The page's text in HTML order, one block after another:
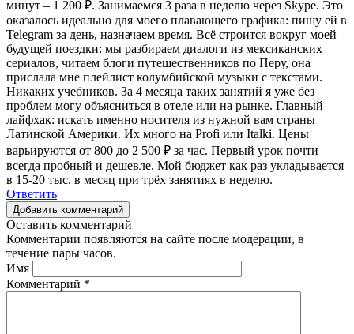
минут – 1 200 ₽. Занимаемся 3 раза в неделю через Skype. Это
оказалось идеально для моего плавающего графика: пишу ей в
Telegram за день, назначаем время. Всё строится вокруг моей
будущей поездки: мы разбираем диалоги из мексиканских
сериалов, читаем блоги путешественников по Перу, она
прислала мне плейлист колумбийской музыки с текстами.
Никаких учебников. За 4 месяца таких занятий я уже без
проблем могу объясниться в отеле или на рынке. Главный
лайфхак: искать именно носителя из нужной вам страны
Латинской Америки. Их много на Profi или Italki. Цены
варьируются от 800 до 2 500 ₽ за час. Первый урок почти
всегда пробный и дешевле. Мой бюджет как раз укладывается
в 15-20 тыс. в месяц при трёх занятиях в неделю.
Ответить
Добавить комментарий
Оставить комментарий
Комментарии появляются на сайте после модерации, в
течение пары часов.
Имя
Комментарий *